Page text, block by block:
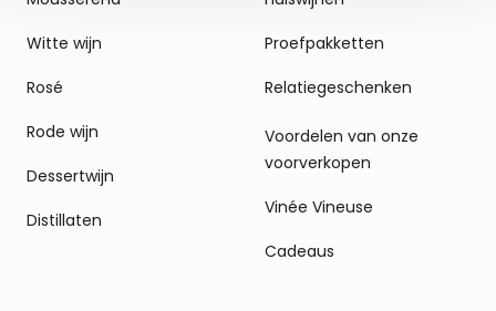
Witte wijn
Rosé
Rode wijn
Dessertwijn
Distillaten
Proefpakketten
Relatiegeschenken
Voordelen van onze
voorverkopen
Vinée Vineuse
Cadeaus